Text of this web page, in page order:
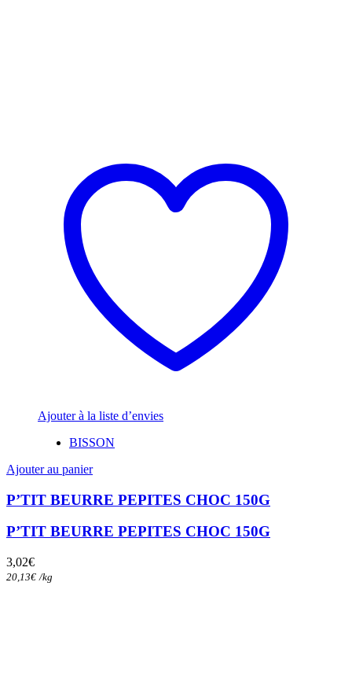
Ajouter à la liste d’envies
BISSON
Ajouter au panier
P’TIT BEURRE PEPITES CHOC 150G
P’TIT BEURRE PEPITES CHOC 150G
3,02€
20,13€ /kg